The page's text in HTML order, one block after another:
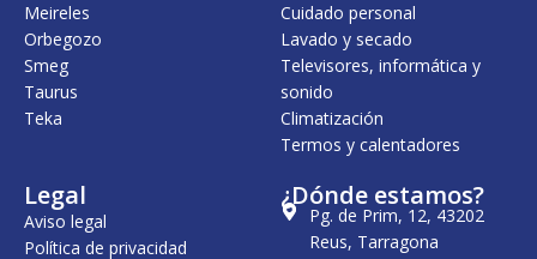
Meireles
Orbegozo
Smeg
Taurus
Teka
Cuidado personal
Lavado y secado
Televisores, informática y
sonido
Climatización
Termos y calentadores
Legal
Aviso legal
Política de privacidad
¿Dónde estamos?
Pg. de Prim, 12, 43202
Reus, Tarragona